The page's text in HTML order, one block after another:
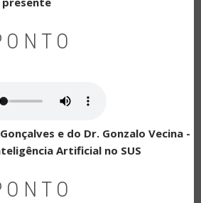
e do Dr. Gonzalo Vecina -
Artificial no SUS